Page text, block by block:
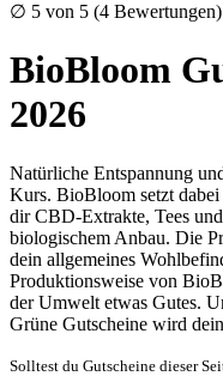
∅ 5 von 5 (4 Bewertungen)
BioBloom
2026
Natürliche Entspannung
Kurs. BioBloom setzt
dir CBD-Extrakte, Tees
biologischem Anbau. Die
dein allgemeines
Produktionsweise von
der Umwelt etwas Gutes.
Grüne Gutscheine wird
Solltest du Gutscheine dieser